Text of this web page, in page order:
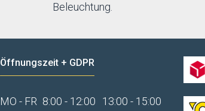
Beleuchtung.
Öffnungszeit + GDPR
MO - FR 8:00 - 12:00 13:00 - 15:00